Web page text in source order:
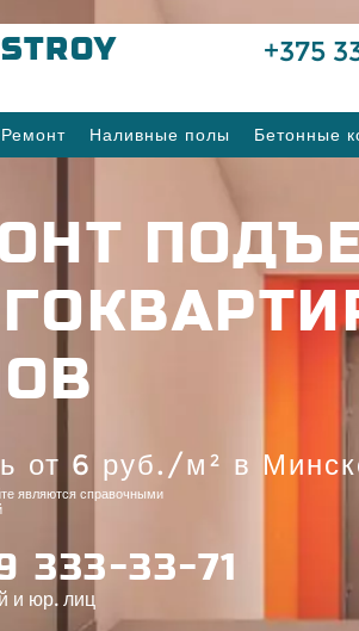
+375
Ремонт Наливные полы Бетонные
от 6 руб./м² в
являются справочными
333-33-71
и юр. лиц